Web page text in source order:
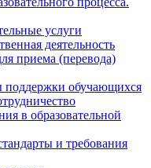
услуги
деятельность
приема (перевода)
обучающихся
в образовательной
и требования